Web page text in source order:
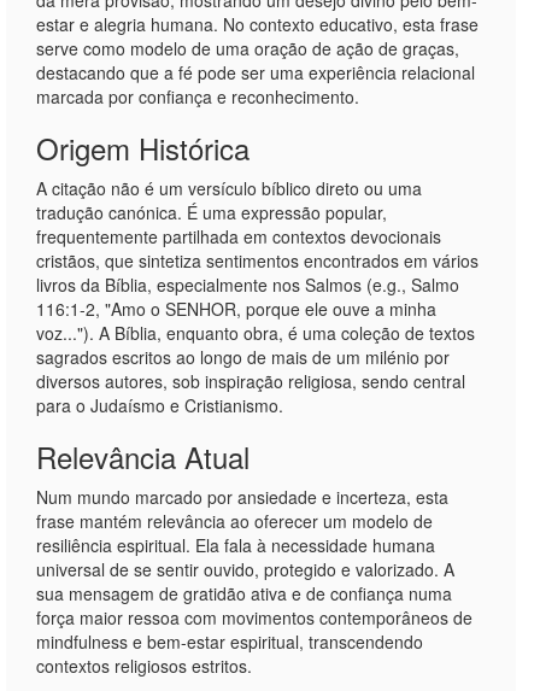
estar e alegria humana. No contexto educativo, esta frase
serve como modelo de uma oração de ação de graças,
destacando que a fé pode ser uma experiência relacional
marcada por confiança e reconhecimento.
Origem Histórica
A citação não é um versículo bíblico direto ou uma
tradução canónica. É uma expressão popular,
frequentemente partilhada em contextos devocionais
cristãos, que sintetiza sentimentos encontrados em vários
livros da Bíblia, especialmente nos Salmos (e.g., Salmo
116:1-2, "Amo o SENHOR, porque ele ouve a minha
voz..."). A Bíblia, enquanto obra, é uma coleção de textos
sagrados escritos ao longo de mais de um milénio por
diversos autores, sob inspiração religiosa, sendo central
para o Judaísmo e Cristianismo.
Relevância Atual
Num mundo marcado por ansiedade e incerteza, esta
frase mantém relevância ao oferecer um modelo de
resiliência espiritual. Ela fala à necessidade humana
universal de se sentir ouvido, protegido e valorizado. A
sua mensagem de gratidão ativa e de confiança numa
força maior ressoa com movimentos contemporâneos de
mindfulness e bem-estar espiritual, transcendendo
contextos religiosos estritos.